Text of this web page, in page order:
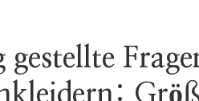
gestellte